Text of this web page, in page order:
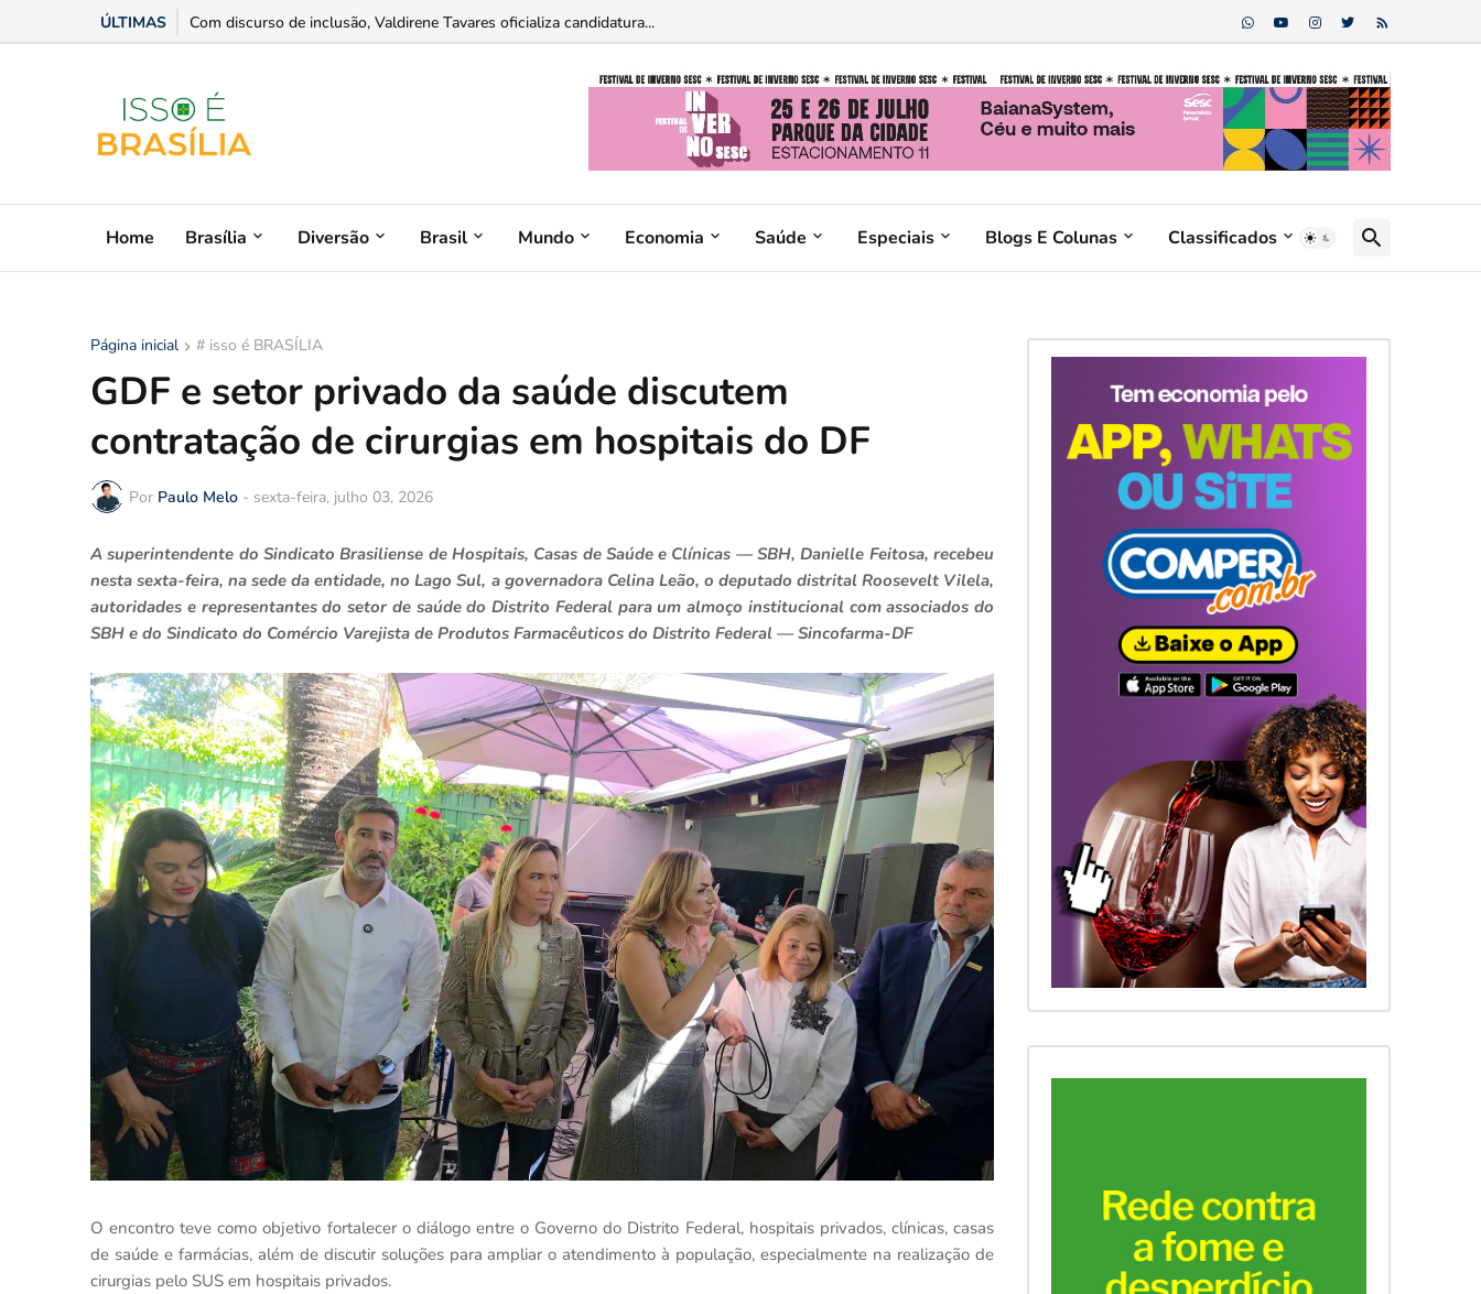
ÚLTIMAS Com discurso de inclusão, Valdirene Tavares oficializa candidatura...
Home Brasília Diversão Brasil Mundo Economia Saúde Especiais Blogs E Colunas Classificados
Página inicial # isso é BRASÍLIA
GDF e setor privado da saúde discutem
contratação de cirurgias em hospitais do DF
Por Paulo Melo - sexta-feira, julho 03, 2026
A superintendente do Sindicato Brasiliense de Hospitais, Casas de Saúde e Clínicas — SBH, Danielle Feitosa, recebeu
nesta sexta-feira, na sede da entidade, no Lago Sul, a governadora Celina Leão, o deputado distrital Roosevelt Vilela,
autoridades e representantes do setor de saúde do Distrito Federal para um almoço institucional com associados do
SBH e do Sindicato do Comércio Varejista de Produtos Farmacêuticos do Distrito Federal — Sincofarma-DF
O encontro teve como objetivo fortalecer o diálogo entre o Governo do Distrito Federal, hospitais privados, clínicas, casas
de saúde e farmácias, além de discutir soluções para ampliar o atendimento à população, especialmente na realização de
cirurgias pelo SUS em hospitais privados.